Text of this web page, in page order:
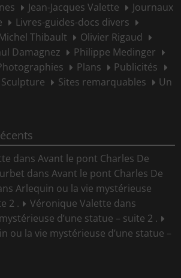
Jean-Jacques Valette
Journaux
Livres-guides-docs divers
Michel Thibault
Olivier Rigaud
Damagnez
Philippe Medinger
Plans
Publicités
Sculpture Sites remarquables
Un
dans Avant le pont Charles De
dans Avant le pont Charles De
Arlequin ou la vie mystérieuse
2 .
Véronique Valette dans
d’une statue – suite 2 .
ou la vie mystérieuse d’une statue –